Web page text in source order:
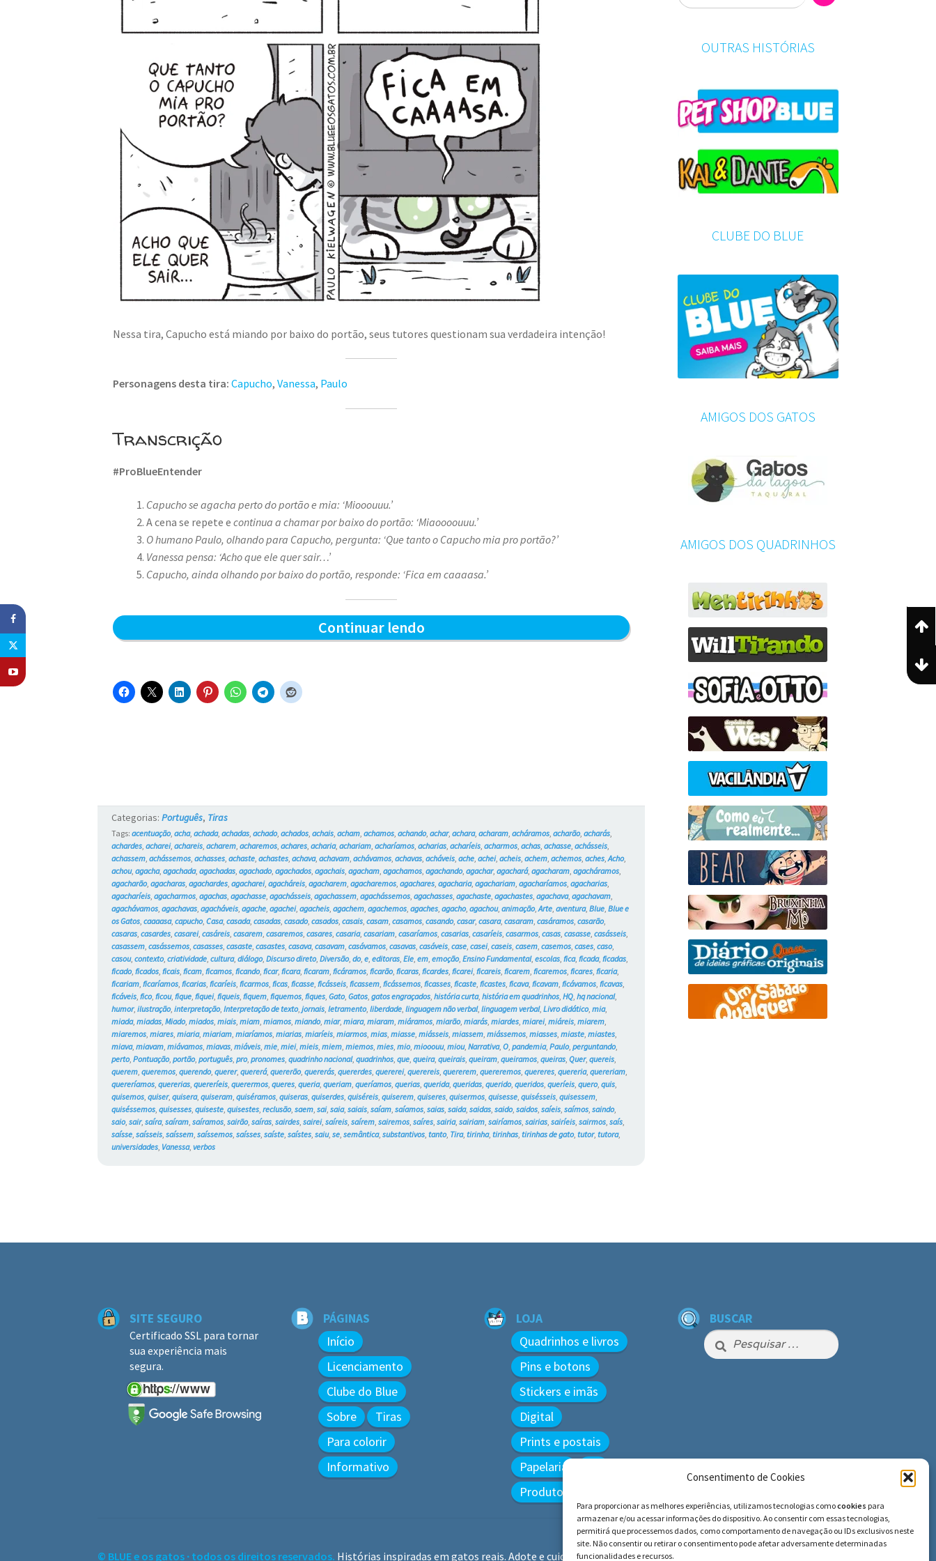
Consentimento de Cookies
Para proporcionar as melhores experiências, utilizamos tecnologias comocookies para
armazenar e/ou acessar informações do dispositivo. Ao consentir com essas tecnologias,
permitirá que processemos dados, como comportamento de navegação ou IDs exclusivos neste
site. Não consentir ou retirar o consentimento pode afetar adversamente determinadas
funcionalidades e recursos.
Nessa tira, Capucho está miando por baixo do portão, seus tutores questionam sua verdadeira intenção!
Personagens desta tira: Capucho,Vanessa, Paulo
Transcrição
#ProBlueEntender
Capucho se agacha perto do portão e mia: ‘Miooouuu.’
A cena se repete e continua a chamar por baixo do portão: ‘Miaoooouuu.’
O humano Paulo, olhando para Capucho, pergunta: ‘Que tanto o Capucho mia pro portão?’
Vanessa pensa: ‘Acho que ele quer sair…’
Capucho, ainda olhando por baixo do portão, responde: ‘Fica em caaaasa.’
Continuar lendoO
Gatos
#760
Categorias:Português, Tiras
Tags:acentuação,acha,achada,achadas ,achado,achados ,achais ,acham ,achamos ,achando,achar,achara,acharam ,acháramos ,acharão,acharás
achardes ,acharei,achareis ,acharem ,acharemos ,achares ,acharia,achariam ,acharíamos ,acharias ,acharíeis ,acharmos ,achas ,achasse ,achásseis
achassem ,achássemos ,achasses ,achaste ,achastes ,achava,achavam ,achávamos ,achavas ,acháveis ,ache ,achei,acheis ,achem ,achemos ,aches ,Acho,
achou,agacha,agachada,agachadas ,agachado,agachados ,agachais ,agacham ,agachamos ,agachando,agachar,agachará,agacharam ,agacháramos
agacharão,agacharas ,agachardes ,agacharei,agacháreis ,agacharem ,agacharemos ,agachares ,agacharia,agachariam ,agacharíamos ,agacharias
agacharíeis ,agacharmos ,agachas ,agachasse ,agachásseis ,agachassem ,agachássemos ,agachasses ,agachaste ,agachastes ,agachava,agachavam
agachávamos ,agachavas ,agacháveis ,agache ,agachei,agacheis ,agachem ,agachemos ,agaches ,agacho,agachou,animação,Arte ,aventura,Blue ,Blue e
os Gatos ,caaaasa,capucho,Casa,casada,casadas ,casado,casados ,casais ,casam ,casamos ,casando,casar,casara,casaram ,casáramos ,casarão,
casaras ,casardes ,casarei,casáreis ,casarem ,casaremos ,casares ,casaria,casariam ,casaríamos ,casarias ,casaríeis ,casarmos ,casas ,casasse ,casásseis
casassem ,casássemos ,casasses ,casaste ,casastes ,casava,casavam ,casávamos ,casavas ,casáveis ,case ,casei,caseis ,casem ,casemos ,cases ,caso,
casou,contexto,criatividade ,cultura,diálogo,Discurso direto,Diversão,do,e ,editoras ,Ele ,em ,emoção,Ensino Fundamental,escolas ,fica,ficada,ficadas
ficado,ficados ,ficais ,ficam ,ficamos ,ficando,ficar,ficara,ficaram ,ficáramos ,ficarão,ficaras ,ficardes ,ficarei,ficareis ,ficarem ,ficaremos ,ficares ,ficaria,
ficariam ,ficaríamos ,ficarias ,ficaríeis ,ficarmos ,ficas ,ficasse ,ficásseis ,ficassem ,ficássemos ,ficasses ,ficaste ,ficastes ,ficava,ficavam ,ficávamos ,ficavas
ficáveis ,fico,ficou,fique ,fiquei,fiqueis ,fiquem ,fiquemos ,fiques ,Gato,Gatos ,gatos engraçados ,história curta,história em quadrinhos ,HQ ,hq nacional,
humor,ilustração,interpretação,Interpretação de texto,jornais ,letramento,liberdade ,linguagem não verbal,linguagem verbal,Livro didático,mia,
miada,miadas ,Miado,miados ,miais ,miam ,miamos ,miando,miar,miara,miaram ,miáramos ,miarão,miarás ,miardes ,miarei,miáreis ,miarem
miaremos ,miares ,miaria,miariam ,miaríamos ,miarias ,miaríeis ,miarmos ,mias ,miasse ,miásseis ,miassem ,miássemos ,miasses ,miaste ,miastes
miava,miavam ,miávamos ,miavas ,miáveis ,mie ,miei,mieis ,miem ,miemos ,mies ,mio,miooouu,miou,Narrativa,O ,pandemia,Paulo,perguntando,
perto,Pontuação,portão,português ,pro,pronomes ,quadrinho nacional,quadrinhos ,que ,queira,queirais ,queiram ,queiramos ,queiras ,Quer,quereis
querem ,queremos ,querendo,querer,quererá,quererão,quererás ,quererdes ,quererei,querereis ,quererem ,quereremos ,quereres ,quereria,quereriam
quereríamos ,quererias ,quereríeis ,querermos ,queres ,queria,queriam ,queríamos ,querias ,querida,queridas ,querido,queridos ,queríeis ,quero,quis
quisemos ,quiser,quisera,quiseram ,quiséramos ,quiseras ,quiserdes ,quiséreis ,quiserem ,quiseres ,quisermos ,quisesse ,quisésseis ,quisessem
quiséssemos ,quisesses ,quiseste ,quisestes ,reclusão,saem ,sai,saia,saiais ,saíam ,saíamos ,saias ,saida,saidas ,saido,saidos ,saíeis ,saímos ,saindo,
saio,sair,saíra,saíram ,saíramos ,sairão,saíras ,sairdes ,sairei,saíreis ,saírem ,sairemos ,saíres ,sairia,sairiam ,sairíamos ,sairias ,sairíeis ,sairmos ,saís
saísse ,saísseis ,saíssem ,saíssemos ,saísses ,saíste ,saístes ,saiu,se ,semântica,substantivos ,tanto, Tira,tirinha,tirinhas ,tirinhas de gato,tutor,tutora,
universidades Vanessa,verbos
OUTRAS HISTÓRIAS
CLUBE DO BLUE
AMIGOS DOS GATOS
AMIGOS DOS QUADRINHOS
SITE SEGURO
Certificado SSL para tornar
sua experiência mais
segura.
PÁGINAS
Início
Licenciamento
Clube do Blue
Sobre
Tiras
Para colorir
Informativo
LOJA
Quadrinhos e livros
Pins e botons
Stickers e imãs
Digital
Prints e postais
Papelaria
Produtos diversos
BUSCAR
Pesquisar
por:
© BLUE e os gatos ∙ todos os direitos reservados. Histórias inspiradas em gatos reais. Adote e cuide dos gatos!